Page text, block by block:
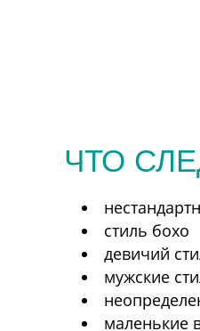
ЧТО
стиль бохо
девичий
мужские
маленькие